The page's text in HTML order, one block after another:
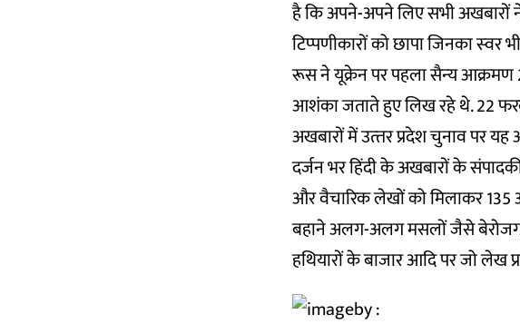
है कि अपने-अपने लिए सभी अखबारों ने
टिप्‍पणीकारों को छापा जिनका स्‍वर
रूस ने यूक्रेन पर पहला सैन्‍य आक्रमण
आशंका जताते हुए लिख रहे थे. 22
अखबारों में उत्‍तर प्रदेश चुनाव पर यह
दर्जन भर हिंदी के अखबारों के
और वैचारिक लेखों को मिलाकर
बहाने अलग-अलग मसलों जैसे
हथियारों के बाजार आदि पर जो